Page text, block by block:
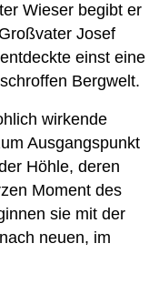
Wieser begibt er
Josef
einst eine
Bergwelt.
wirkende
Ausgangspunkt
Höhle, deren
Moment des
sie mit der
neuen, im